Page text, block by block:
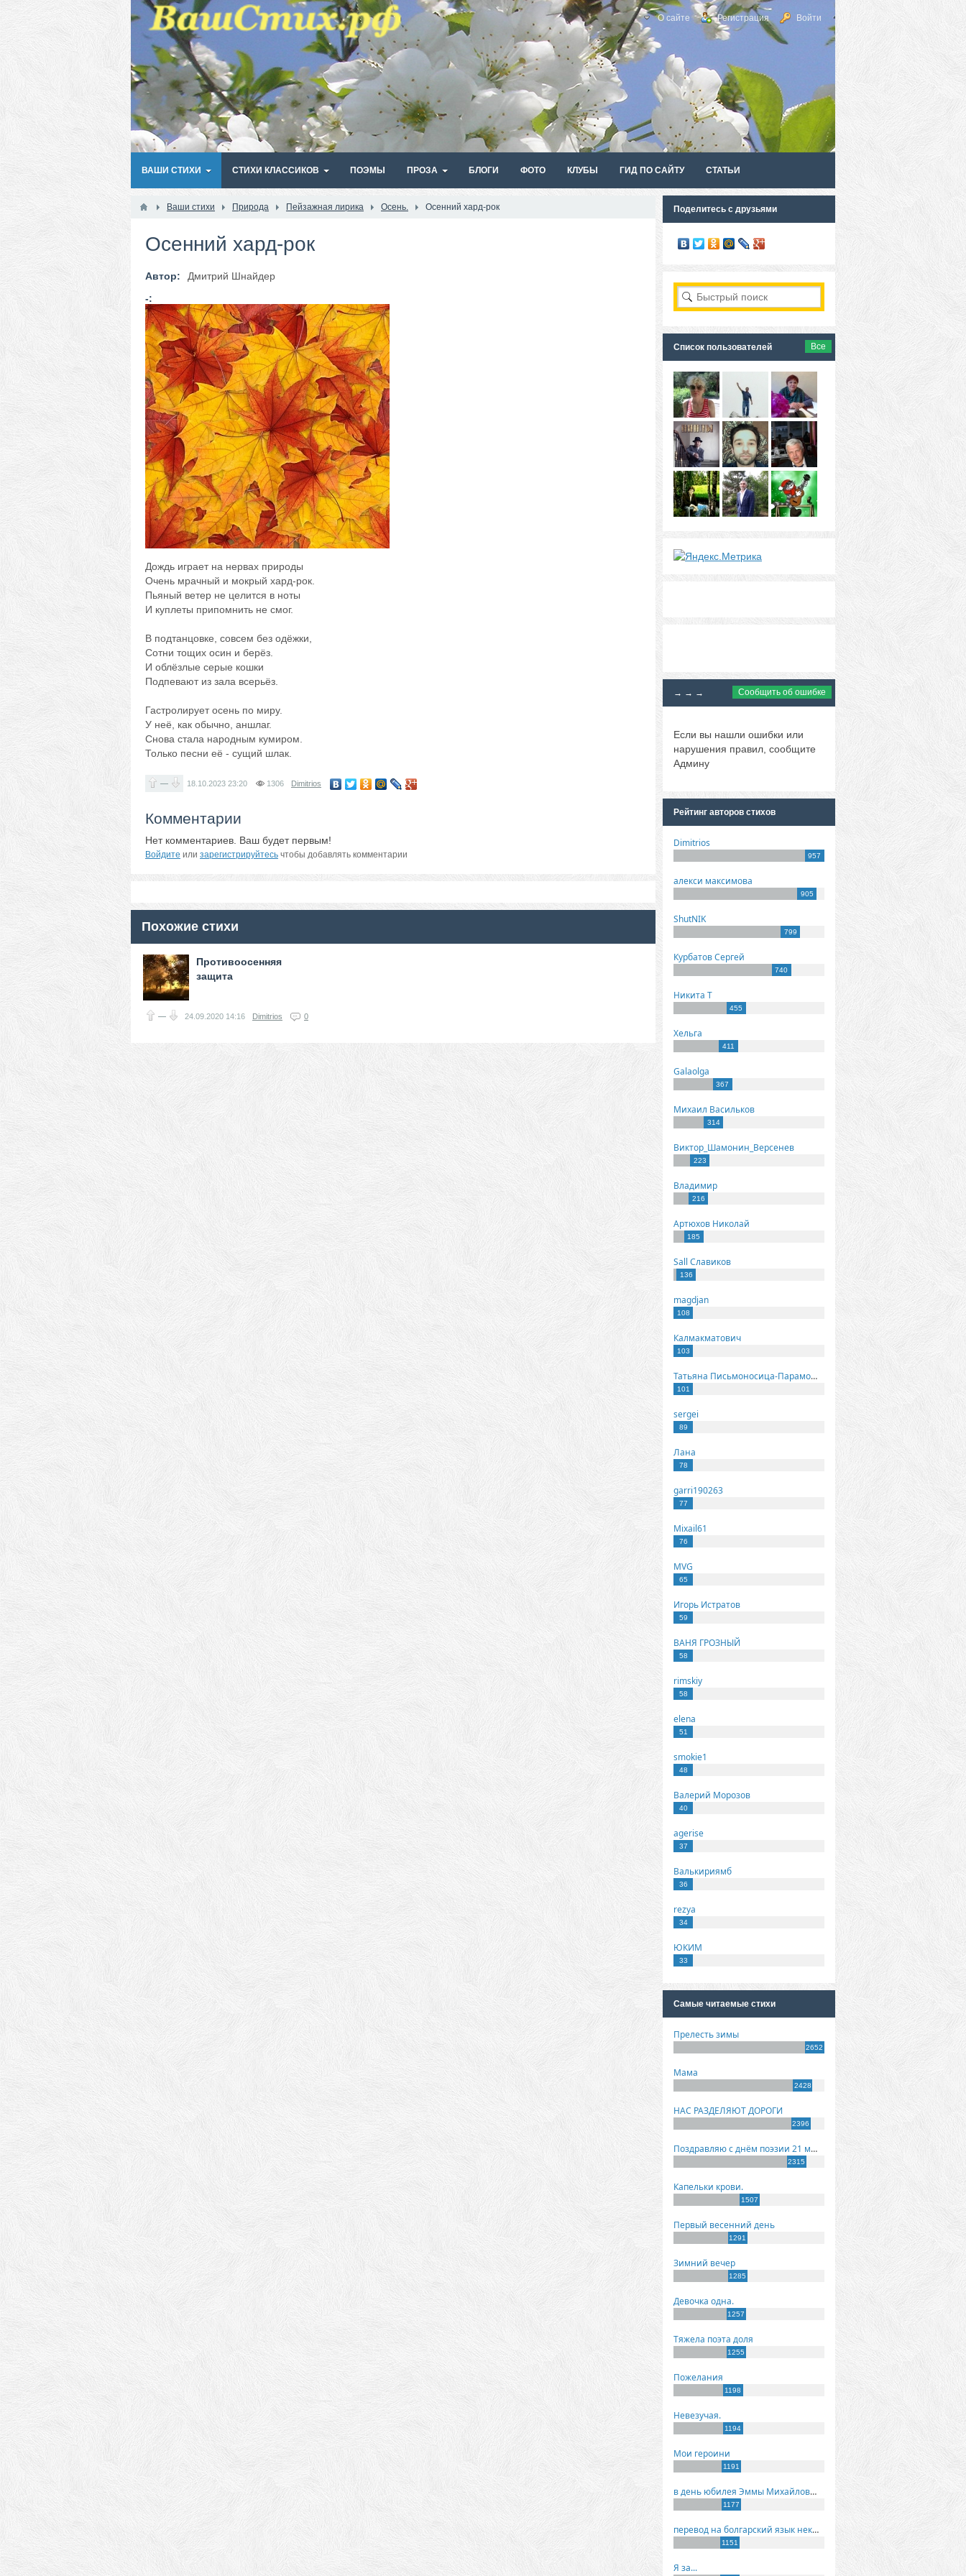
О сайте Регистрация Войти
ВАШИ СТИХИ СТИХИ КЛАССИКОВ ПОЭМЫ ПРОЗА БЛОГИ ФОТО КЛУБЫ ГИД ПО САЙТУ СТАТЬИ
Ваши стихи Природа Пейзажная лирика Осень. Осенний хард-рок
Осенний хард-рок
Автор:
Дмитрий Шнайдер
-:
Дождь играет на нервах природы
Очень мрачный и мокрый хард-рок.
Пьяный ветер не целится в ноты
И куплеты припомнить не смог.
В подтанцовке, совсем без одёжки,
Сотни тощих осин и берёз.
И облёзлые серые кошки
Подпевают из зала всерьёз.
Гастролирует осень по миру.
У неё, как обычно, аншлаг.
Снова стала народным кумиром.
Только песни её - сущий шлак.
— 18.10.2023 23:20 1306 Dimitrios
Комментарии
Нет комментариев. Ваш будет первым!
Войдите или зарегистрируйтесь чтобы добавлять комментарии
Похожие стихи
Противоосенняя
защита
— 24.09.2020 14:16 Dimitrios 0
Поделитесь с друзьями
Список пользователей Все
→ → → Сообщить об ошибке
Если вы нашли ошибки или
нарушения правил, сообщите
Админу
Рейтинг авторов стихов
Dimitrios
957
алекси максимова
905
ShutNIK
799
Курбатов Сергей
740
Никита Т
455
Хельга
411
Galaolga
367
Михаил Васильков
314
Виктор_Шамонин_Версенев
223
Владимир
216
Артюхов Николай
185
Sall Славиков
136
magdjan
108
Калмакматович
103
Татьяна Письмоносица-Парамонова
101
sergei
89
Лана
78
garri190263
77
Mixail61
76
MVG
65
Игорь Истратов
59
ВАНЯ ГРОЗНЫЙ
58
rimskiy
58
elena
51
smokie1
48
Валерий Морозов
40
agerise
37
Валькириямб
36
rezya
34
ЮКИМ
33
Самые читаемые стихи
Прелесть зимы
2652
Мама
2428
НАС РАЗДЕЛЯЮТ ДОРОГИ
2396
Поздравляю с днём поэзии 21 марта!
2315
Капельки крови.
1507
Первый весенний день
1291
Зимний вечер
1285
Девочка одна.
1257
Тяжела поэта доля
1255
Пожелания
1198
Невезучая.
1194
Мои героини
1191
в день юбилея Эммы Михайловны Киселевой
1177
перевод на болгарский язык некоторых моих стихов
1151
Я за...